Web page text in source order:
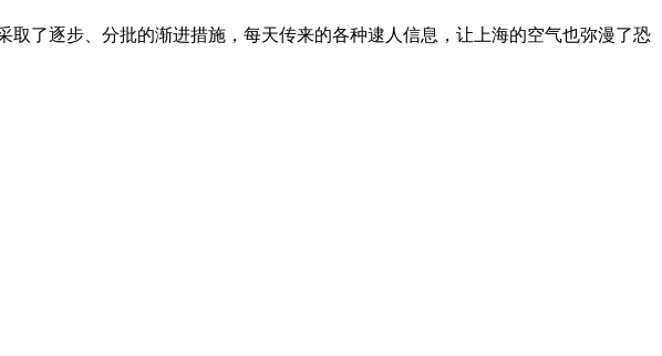
了逐步、分批的渐进措施，每天传来的各种逮人信息，让上海的空气也弥漫了恐